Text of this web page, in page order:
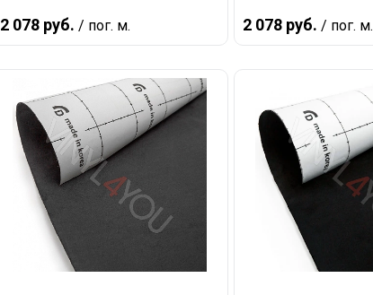
2 078 руб. / пог. м.
В корзину
Купить в 1 клик К сравнению
В избранное
2 078 руб. / пог. м.
Купить в 1 клик
В избранное